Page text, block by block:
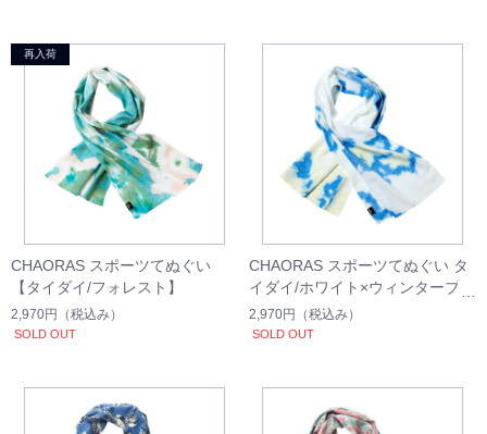
CHAORAS スポーツてぬぐい
【タイダイ/フォレスト】
2,970円 （税込み）
SOLD OUT
CHAORAS スポーツてぬぐい タ
イダイ/ホワイト×ウィンターブル
ー
2,970円 （税込み）
SOLD OUT